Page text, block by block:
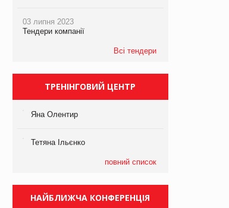
Брагина Людмила
03 липня 2023
Тендери компанії
Всі тендери
ТРЕНІНГОВИЙ ЦЕНТР
Яна Олентир
Тетяна Ільєнко
повний список
НАЙБЛИЖЧА КОНФЕРЕНЦІЯ